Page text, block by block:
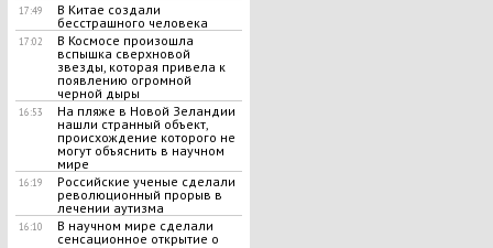
17:49
В Китае создали
бесстрашного человека
17:02
В Космосе произошла
вспышка сверхновой
звезды, которая привела к
появлению огромной
черной дыры
16:53
На пляже в Новой Зеландии
нашли странный объект,
происхождение которого не
могут объяснить в научном
мире
16:19
Российские ученые сделали
революционный прорыв в
лечении аутизма
16:10
В научном мире сделали
сенсационное открытие о